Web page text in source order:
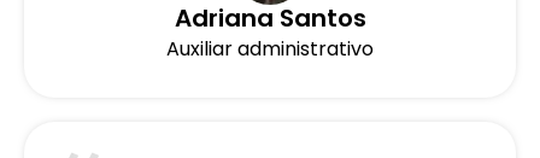
Adriana Santos
Auxiliar administrativo